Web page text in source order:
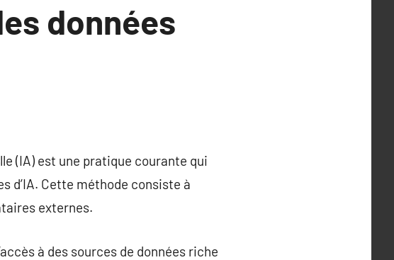
données
(IA) est une pratique courante qui
d’IA. Cette méthode consiste à
externes.
à des sources de données riche